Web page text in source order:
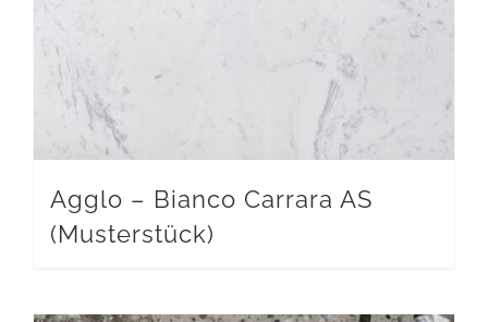
Agglo – Bianco Carrara AS
(Musterstück)